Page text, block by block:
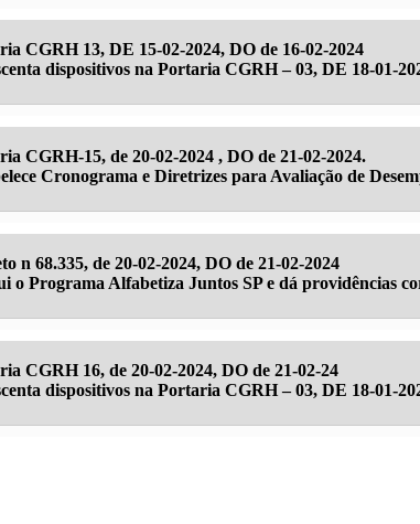
CGRH 13, DE 15-02-2024, DO de 16-02-2024
dispositivos na Portaria CGRH – 03, DE 18-01-
CGRH-15, de 20-02-2024 , DO de 21-02-2024.
Cronograma e Diretrizes para Avaliação de
n 68.335, de 20-02-2024, DO de 21-02-2024
o Programa Alfabetiza Juntos SP e dá providências
CGRH 16, de 20-02-2024, DO de 21-02-24
dispositivos na Portaria CGRH – 03, DE 18-01-